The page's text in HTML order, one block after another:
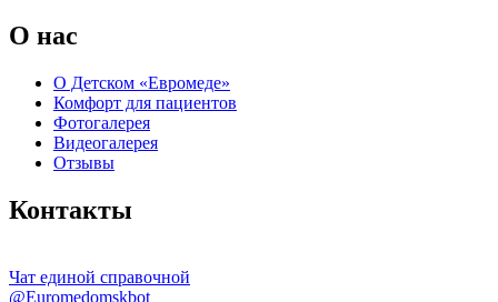
О нас
О Детском «Евромеде»
Комфорт для пациентов
Фотогалерея
Видеогалерея
Отзывы
Контакты
Чат единой справочной
@Euromedomskbot